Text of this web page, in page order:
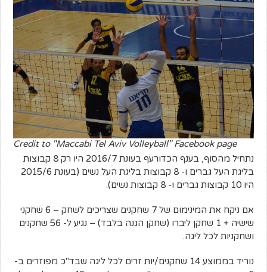
Credit to "Maccabi Tel Aviv Volleyball" Facebook page
נתחיל מהסוף, בענף הכדורעף בעונת 2016/7 היו רק 8 קבוצות
בליגת העל גברים ו- 8 קבוצות בליגת העל נשים (בעונת 2015/6
היו 10 קבוצות גברים ו- 8 קבוצות נשים).
אם ניקח את המינימום של 7 שחקנים שצריכים לשחק – 6 שחקני
שישיה + 1 שחקן ליברו (שחקן הגנה בלבד) – נגיע ל- 56 שחקנים
ושחקניות לכל ליגה.
נוריד בממוצע 14 שחקנים/יות זרים לכל ליגה שבד"כ מפוזרים ב-